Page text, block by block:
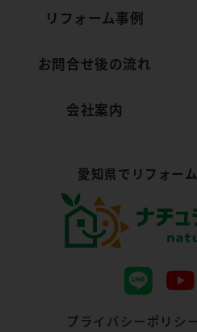
リフォーム事例
お問合せ後の流れ
会社案内
愛知県でリフォー
プライバシーポリシ